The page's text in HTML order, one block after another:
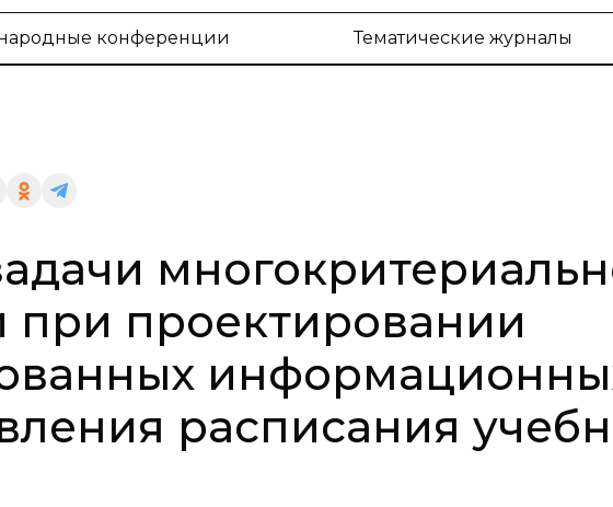
конференции Тематические журналы
при проектировании
расписания